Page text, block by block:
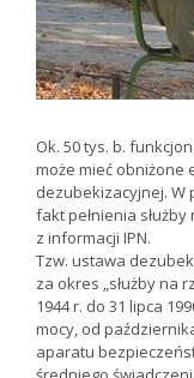
Ok. 50 tys. b.
może mieć obniżone
dezubekizacyjnej. W
fakt pełnienia
z informacji IPN.
Tzw. ustawa
za okres „służby na
1944 r. do 31 lipca
mocy, od
aparatu